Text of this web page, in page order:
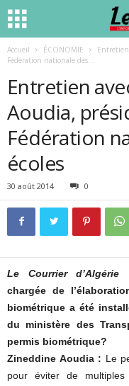
Accueil ÉCONOMIE
Fédération nationale des...
Entretien
Aoudia,
Fédération
écoles
30 août 2014 0
Le Courrier d’Algérie
chargée de
biométrique a été
du ministère des
permis biométrique?
Zineddine Aoudia : Le
pour éviter de